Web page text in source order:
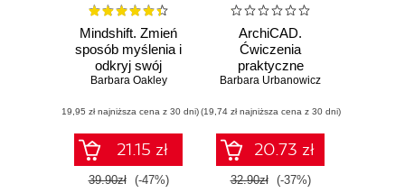
Mindshift. Zmień
sposób myślenia i
odkryj swój
prawdziwy
Barbara Oakley
(19,95 zł najniższa cena z 30 dni)
21.15 zł
39.90zł (-47%)
ArchiCAD.
Ćwiczenia
praktyczne
Barbara Urbanowicz
(19,74 zł najniższa cena z 30 dni)
20.73 zł
32.90zł (-37%)